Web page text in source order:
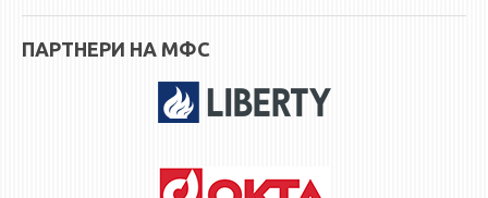
ЗАВРШНИ СМЕТКИ
ТЕЛЕФОНСКИ ИМЕНИК
ПАРТНЕРИ НА МФС